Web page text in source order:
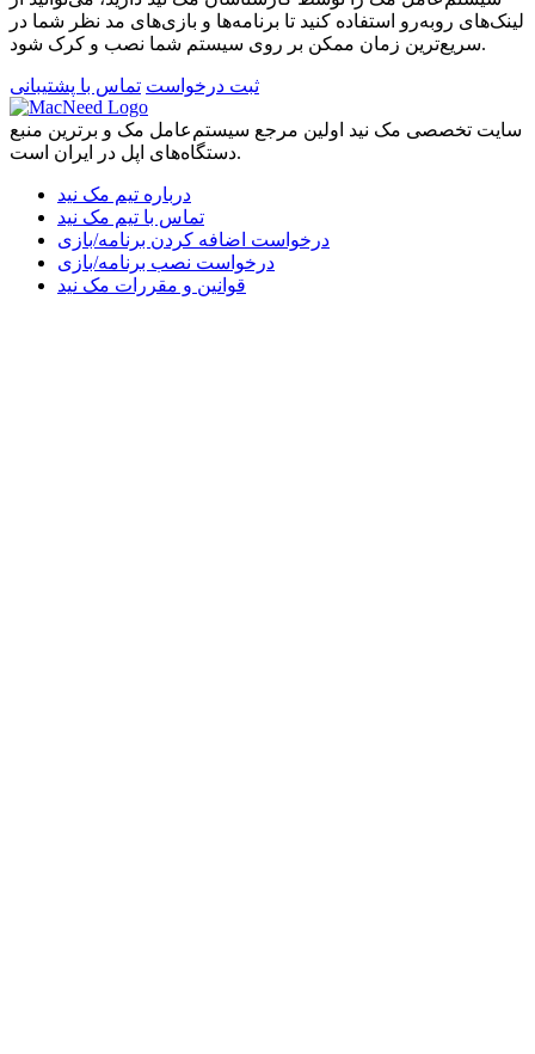
لینک‌های رو‌به‌رو استفاده کنید تا برنامه‌ها و بازی‌های مد نظر شما در
سریع‌ترین زمان ممکن بر روی سیستم شما نصب و کرک شود.
ثبت درخواست تماس با پشتیبانی
سایت تخصصی مک نید اولین مرجع سیستم‌عامل مک و برترین منبع
دستگاه‌های اپل در ایران است.
درباره تیم مک نید
تماس با تیم مک نید
درخواست اضافه کردن برنامه/بازی
درخواست نصب برنامه/بازی
قوانین و مقررات مک نید